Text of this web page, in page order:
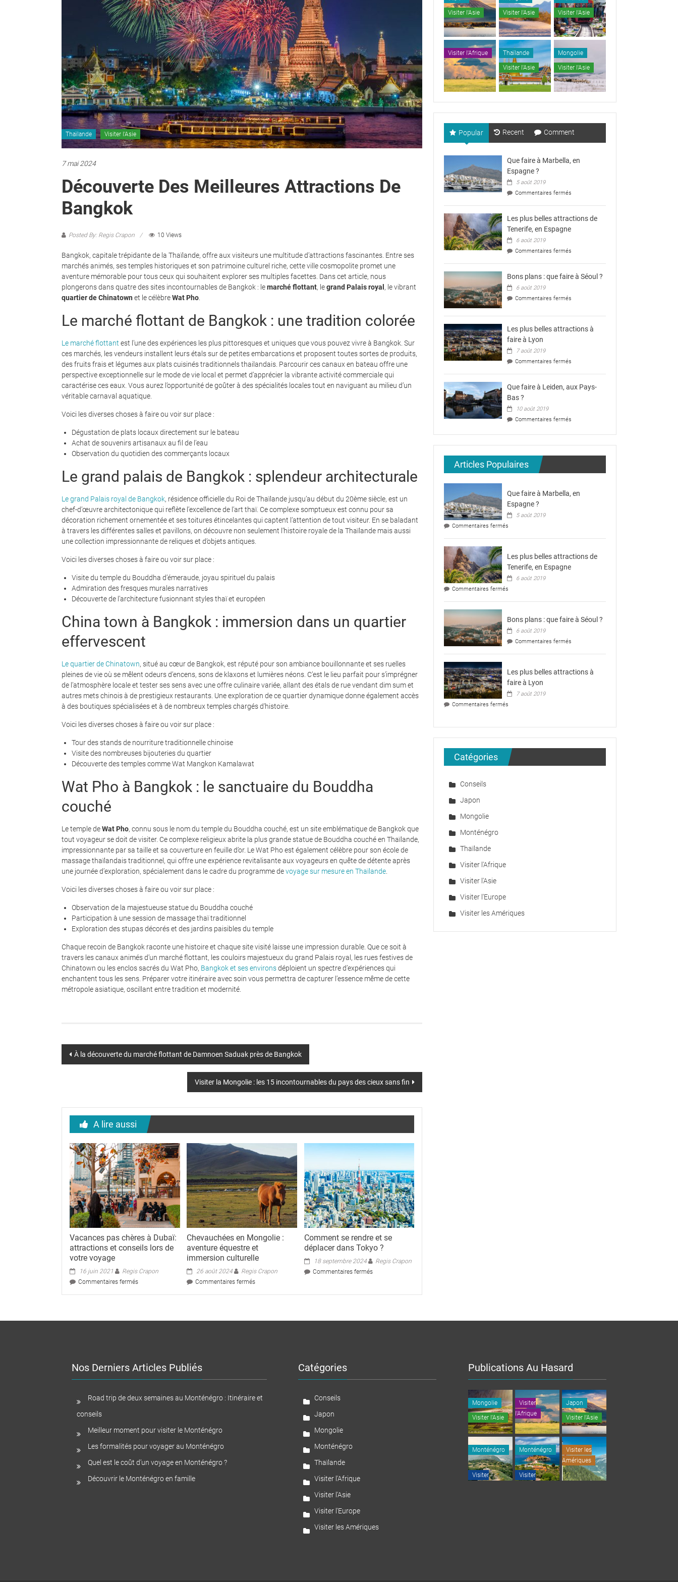
Thaïlande Visiter l'Asie
7 mai 2024
Découverte Des Meilleures Attractions De
Bangkok
Posted By: Regis Crapon 10 Views
Bangkok, capitale trépidante de la Thaïlande, offre aux visiteurs une multitude d’attractions fascinantes. Entre ses
marchés animés, ses temples historiques et son patrimoine culturel riche, cette ville cosmopolite promet une
aventure mémorable pour tous ceux qui souhaitent explorer ses multiples facettes. Dans cet article, nous
plongerons dans quatre des sites incontournables de Bangkok : lemarché flottant, legrand Palais royal , le vibrant
quartier de Chinatown et le célèbreWat Pho
Le marché flottant de Bangkok : une tradition colorée
Le marché flottant est l’une des expériences les plus pittoresques et uniques que vous pouvez vivre à Bangkok. Sur
ces marchés, les vendeurs installent leurs étals sur de petites embarcations et proposent toutes sortes de produits,
des fruits frais et légumes aux plats cuisinés traditionnels thailandais. Parcourir ces canaux en bateau offre une
perspective exceptionnelle sur le mode de vie local et permet d’apprécier la vibrante activité commerciale qui
caractérise ces eaux. Vous aurez l’opportunité de goûter à des spécialités locales tout en naviguant au milieu d’un
véritable carnaval aquatique.
Voici les diverses choses à faire ou voir sur place :
Dégustation de plats locaux directement sur le bateau
Achat de souvenirs artisanaux au fil de l’eau
Observation du quotidien des commerçants locaux
Le grand palais de Bangkok : splendeur architecturale
Le grand Palais royal de Bangkok, résidence officielle du Roi de Thaïlande jusqu’au début du 20ème siècle, est un
chef-d’œuvre architectonique qui reflète l’excellence de l’art thaï. Ce complexe somptueux est connu pour sa
décoration richement ornementée et ses toitures étincelantes qui captent l’attention de tout visiteur. En se baladant
à travers les différentes salles et pavillons, on découvre non seulement l’histoire royale de la Thaïlande mais aussi
une collection impressionnante de reliques et d’objets antiques.
Voici les diverses choses à faire ou voir sur place :
Visite du temple du Bouddha d’émeraude, joyau spirituel du palais
Admiration des fresques murales narratives
Découverte de l’architecture fusionnant styles thaï et européen
China town à Bangkok : immersion dans un quartier
effervescent
Le quartier de Chinatown, situé au cœur de Bangkok, est réputé pour son ambiance bouillonnante et ses ruelles
pleines de vie où se mêlent odeurs d’encens, sons de klaxons et lumières néons. C’est le lieu parfait pour s’imprégner
de l’atmosphère locale et tester ses sens avec une offre culinaire variée, allant des étals de rue vendant dim sum et
autres mets chinois à de prestigieux restaurants. Une exploration de ce quartier dynamique donne également accès
à des boutiques spécialisées et à de nombreux temples chargés d’histoire.
Voici les diverses choses à faire ou voir sur place :
Tour des stands de nourriture traditionnelle chinoise
Visite des nombreuses bijouteries du quartier
Découverte des temples comme Wat Mangkon Kamalawat
Wat Pho à Bangkok : le sanctuaire du Bouddha
couché
Le temple deWat Pho, connu sous le nom du temple du Bouddha couché, est un site emblématique de Bangkok que
tout voyageur se doit de visiter. Ce complexe religieux abrite la plus grande statue de Bouddha couché en Thaïlande,
impressionnante par sa taille et sa couverture en feuille d’or. Le Wat Pho est également célèbre pour son école de
massage thaïlandais traditionnel, qui offre une expérience revitalisante aux voyageurs en quête de détente après
une journée d’exploration, spécialement dans le cadre du programme devoyage sur mesure en Thaïlande
Voici les diverses choses à faire ou voir sur place :
Observation de la majestueuse statue du Bouddha couché
Participation à une session de massage thaï traditionnel
Exploration des stupas décorés et des jardins paisibles du temple
Chaque recoin de Bangkok raconte une histoire et chaque site visité laisse une impression durable. Que ce soit à
travers les canaux animés d’un marché flottant, les couloirs majestueux du grand Palais royal, les rues festives de
Chinatown ou les enclos sacrés du Wat Pho, Bangkok et ses environsdéploient un spectre d’expériences qui
enchantent tous les sens. Préparer votre itinéraire avec soin vous permettra de capturer l’essence même de cette
métropole asiatique, oscillant entre tradition et modernité.
Post
À la découverte du marché flottant de Damnoen Saduak près de Bangkok
Visiter la Mongolie : les 15 incontournables du pays des cieux sans fin
A lire aussi
Vacances pas chères à Dubaï:
attractions et conseils lors de
votre voyage
16 juin 2021
Regis Crapon
Commentaires ferméssur
lors
de
votre
Chevauchées en Mongolie :
aventure équestre et
immersion culturelle
26 août 2024
Regis Crapon
Commentaires ferméssur
Comment se rendre et se
déplacer dans Tokyo ?
18 septembre 2024
Regis Crapon
Commentaires ferméssur
Visiter l'Asie Visiter l'Asie Visiter l'Asie
Visiter l'Afrique Thaïlande
Visiter l'Asie
Mongolie
Visiter l'Asie
Popular Recent Comment
Que faire à Marbella, en
Espagne ?
5 août 2019
Commentaires fermés
à
Les plus belles attractions de
Tenerife, en Espagne
6 août 2019
Commentaires fermés
belles
Espagne
Bons plans : que faire à Séoul ?
6 août 2019
Commentaires fermés
que
Les plus belles attractions à
faire à Lyon
7 août 2019
Commentaires fermés
belles
attractions
Que faire à Leiden, aux Pays-
Bas ?
10 août 2019
Commentaires fermés
faire
Bas
Articles Populaires
Que faire à Marbella, en
Espagne ?
5 août 2019
Commentaires fermés
Marbella,
en
Espagne
?
Les plus belles attractions de
Tenerife, en Espagne
6 août 2019
Commentaires fermés
attractions
de
en
Espagne
Bons plans : que faire à Séoul ?
6 août 2019
Commentaires fermés
que
Les plus belles attractions à
faire à Lyon
7 août 2019
Commentaires fermés
belles
attractions
faire
à
Catégories
Conseils
Japon
Mongolie
Monténégro
Thaïlande
Visiter l'Afrique
Visiter l'Asie
Visiter l'Europe
Visiter les Amériques
Nos Derniers Articles Publiés
Road trip de deux semaines au Monténégro : Itinéraire et
conseils
Meilleur moment pour visiter le Monténégro
Les formalités pour voyager au Monténégro
Quel est le coût d’un voyage en Monténégro ?
Découvrir le Monténégro en famille
Catégories
Conseils
Japon
Mongolie
Monténégro
Thaïlande
Visiter l'Afrique
Visiter l'Asie
Visiter l'Europe
Visiter les Amériques
Publications Au Hasard
Mongolie
Visiter l'Asie
Visiter
l'Afrique
Japon
Visiter l'Asie
Monténégro
Visiter
Monténégro
Visiter
Visiter les
Amériques